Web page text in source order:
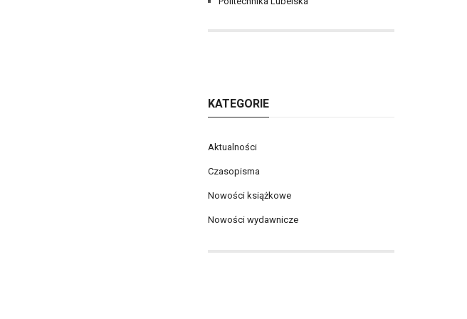
KATEGORIE
Aktualności
Czasopisma
Nowości książkowe
Nowości wydawnicze